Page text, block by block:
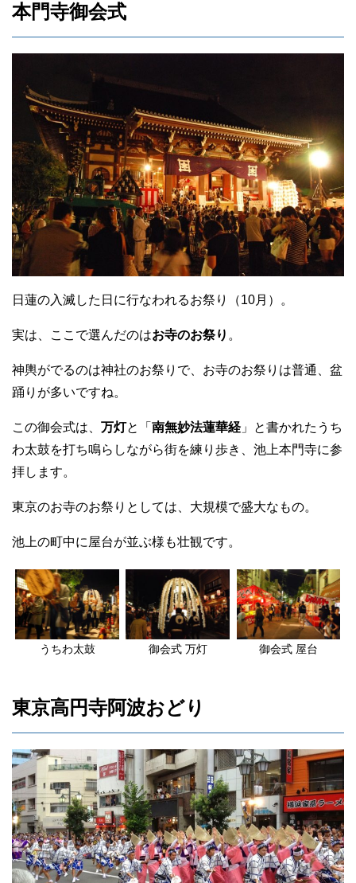
本門寺御会式
日蓮の入滅した日に行なわれるお祭り（10月）。
実は、ここで選んだのはお寺のお祭り 。
神輿がでるのは神社のお祭りで、お寺のお祭りは普通、盆
踊りが多いですね。
この御会式は、 万灯と「 南無妙法蓮華経 」と書かれたうち
わ太鼓を打ち鳴らしながら街を練り歩き、池上本門寺に参
拝します。
東京のお寺のお祭りとしては、大規模で盛大なもの。
池上の町中に屋台が並ぶ様も壮観です。
うちわ太鼓 御会式 万灯 御会式 屋台
東京高円寺阿波おどり